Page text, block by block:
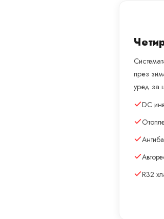
през
уред за
DC
R32